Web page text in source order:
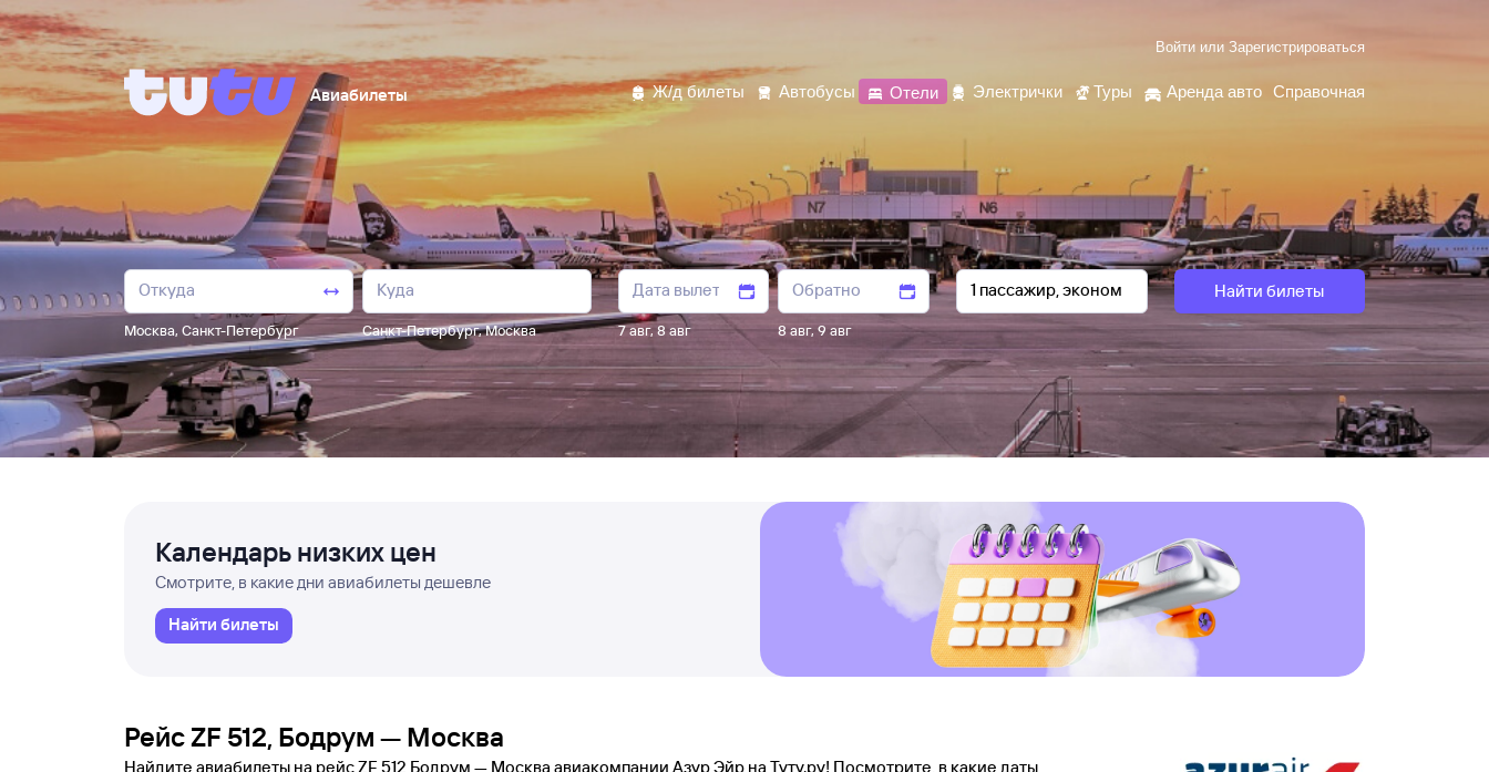
Войти или Зарегистрироваться
Авиабилеты Ж/д билеты Автобусы Отели Электрички Туры Аренда авто Справочная
Москва, Санкт-Петербург Санкт-Петербург,Москва 7 авг, 8 авг 8 авг,9 авг
Найти билеты
Календарь низких цен
Смотрите, в какие дни авиабилеты дешевле
Найти билеты
Рейс ZF 512, Бодрум — Москва
Найдите авиабилеты на рейс ZF 512 Бодрум — Москва авиакомпании Азур Эйр на Туту.ру! Посмотрите, в какие даты